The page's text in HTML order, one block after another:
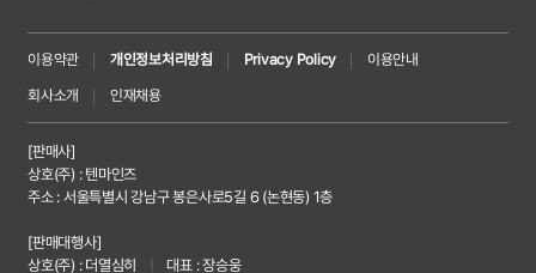
이용약관 개인정보처리방침 Privacy Policy
이용안내
회사소개
인재채용
[판매사]
상호(주) : 텐마인즈
주소 : 서울특별시 강남구 봉은사로5길 6 (논현동) 1층
[판매대행사]
상호(주) : 더열심히
대표 : 장승웅